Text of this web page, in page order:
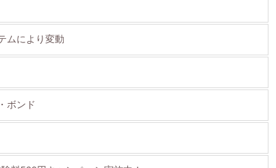
ムにより変動
ボンド